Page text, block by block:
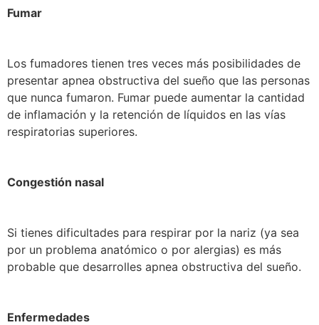
Fumar
Los fumadores tienen tres veces más posibilidades de
presentar apnea obstructiva del sueño que las personas
que nunca fumaron. Fumar puede aumentar la cantidad
de inflamación y la retención de líquidos en las vías
respiratorias superiores.
Congestión nasal
Si tienes dificultades para respirar por la nariz (ya sea
por un problema anatómico o por alergias) es más
probable que desarrolles apnea obstructiva del sueño.
Enfermedades